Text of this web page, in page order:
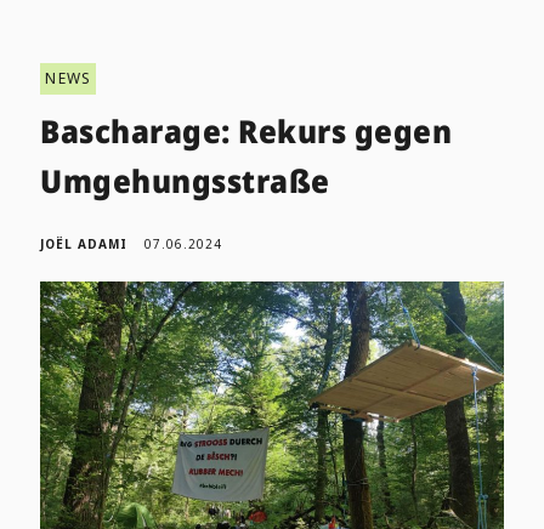
NEWS
Bascharage: Rekurs gegen
Umgehungsstraße
JOËL ADAMI 07.06.2024